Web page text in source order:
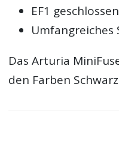
EF1
Das Arturia
den Farben